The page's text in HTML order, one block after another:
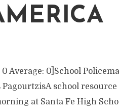
Average: 0]School
school
at Santa Fe High